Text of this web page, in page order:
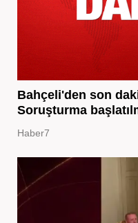
Bahçeli'den son
Soruşturma
Haber7